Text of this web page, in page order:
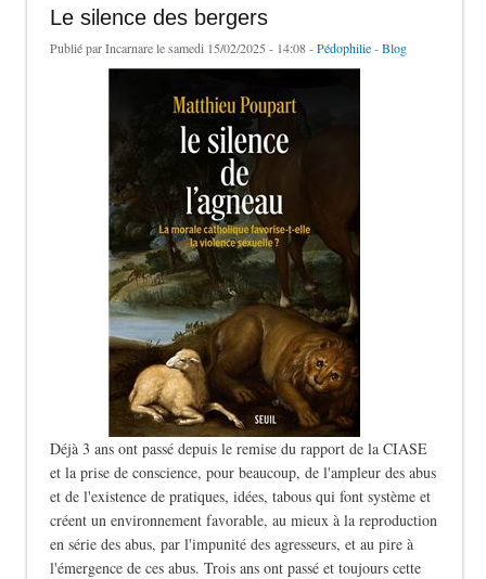
Le silence des bergers
Publié parIncarnarele samedi 15/02/2025 - 14:08 -Pédophilie-Blog
Déjà 3 ans ont passé depuis le remise du rapport de la CIASE
et la prise de conscience, pour beaucoup, de l'ampleur des abus
et de l'existence de pratiques, idées, tabous qui font système et
créent un environnement favorable, au mieux à la reproduction
en série des abus, par l'impunité des agresseurs, et au pire à
l'émergence de ces abus. Trois ans ont passé et toujours cette